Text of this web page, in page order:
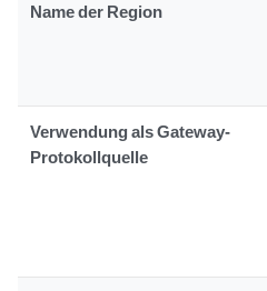
Name der Region
Verwendung als Gateway-
Protokollquelle